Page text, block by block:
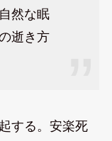
然な眠
逝き方
する。安楽死